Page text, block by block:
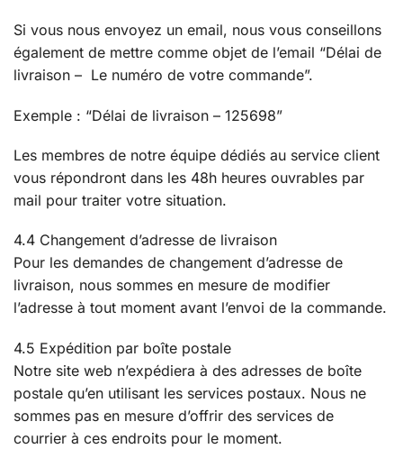
Si vous nous envoyez un email, nous vous conseillons
également de mettre comme objet de l’email “Délai de
livraison – Le numéro de votre commande”.
Exemple : “Délai de livraison – 125698”
Les membres de notre équipe dédiés au service client
vous répondront dans les 48h heures ouvrables par
mail pour traiter votre situation.
4.4 Changement d’adresse de livraison
Pour les demandes de changement d’adresse de
livraison, nous sommes en mesure de modifier
l’adresse à tout moment avant l’envoi de la commande.
4.5 Expédition par boîte postale
Notre site web n’expédiera à des adresses de boîte
postale qu’en utilisant les services postaux. Nous ne
sommes pas en mesure d’offrir des services de
courrier à ces endroits pour le moment.